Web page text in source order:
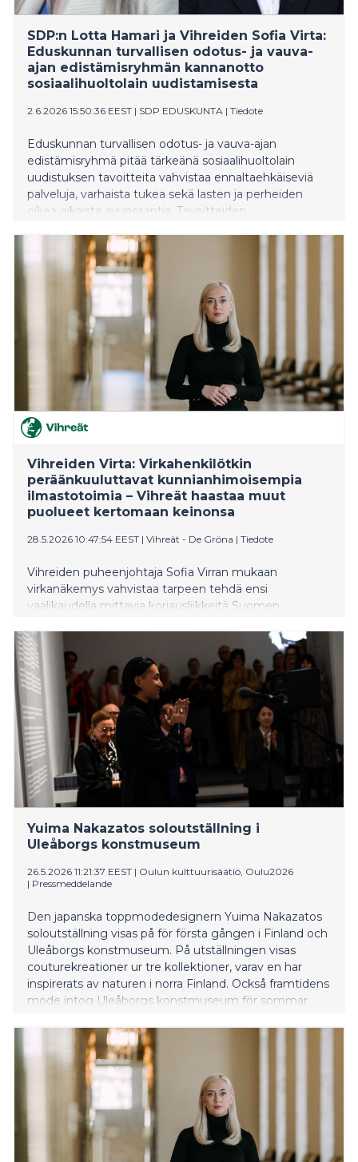
SDP:n Lotta Hamari ja Vihreiden Sofia Virta:
Eduskunnan turvallisen odotus- ja vauva-
ajan edistämisryhmän kannanotto
sosiaalihuoltolain uudistamisesta
2.6.2026 15:50:36 EEST | SDP EDUSKUNTA | Tiedote
Eduskunnan turvallisen odotus- ja vauva-ajan
edistämisryhmä pitää tärkeänä sosiaalihuoltolain
uudistuksen tavoitteita vahvistaa ennaltaehkäiseviä
palveluja, varhaista tukea sekä lasten ja perheiden
oikea-aikaista avunsaantia. Tavoitteiden
toteutetaan lapsen oikeudet, perheiden tarpeet ja
palvelujen vaikuttavuus edellä – ei ensisijaisesti
säästötavoitteiden näkökulmasta.
Vihreiden Virta: Virkahenkilötkin
peräänkuuluttavat kunnianhimoisempia
ilmastotoimia – Vihreät haastaa muut
puolueet kertomaan keinonsa
28.5.2026 10:47:54 EEST | Vihreät - De Gröna | Tiedote
Vihreiden puheenjohtaja Sofia Virran mukaan
virkanäkemys vahvistaa tarpeen tehdä ensi
vaalikaudella mittavia korjausliikkeitä Suomen
julkaissut konkreettisen mallin siitä, miten
hiilineutraalius voidaan edelleen saavuttaa vuoteen
2035 mennessä.
Yuima Nakazatos soloutställning i
Uleåborgs konstmuseum
26.5.2026 11:21:37 EEST | Oulun kulttuurisäätiö, Oulu2026
| Pressmeddelande
Den japanska toppmodedesignern Yuima Nakazatos
soloutställning visas på för första gången i Finland och
Uleåborgs konstmuseum. På utställningen visas
couturekreationer ur tre kollektioner, varav en har
inspirerats av naturen i norra Finland. Också framtidens
mode intog Uleåborgs konstmuseum för sommar.